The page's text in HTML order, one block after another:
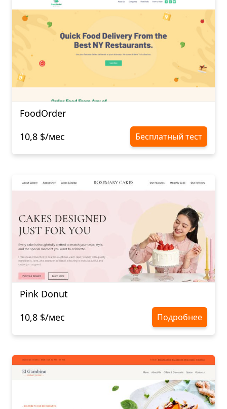
FoodOrder
10,8 $/мес
Бесплатный тест
Pink Donut
10,8 $/мес
Подробнее